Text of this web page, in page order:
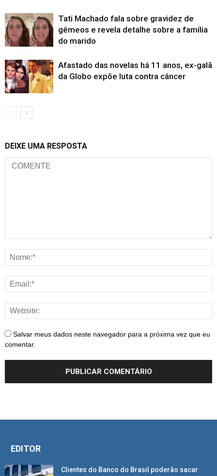
Tati Machado fala sobre gravidez de
gêmeos e revela detalhe sobre a família
do marido
Afastado das novelas há 11 anos, ex-galã
da Globo expõe luta contra câncer
DEIXE UMA RESPOSTA
Salvar meus dados neste navegador para a próxima vez que eu
comentar.
EDITOR
Clientes do Banco do Brasil poderão sacar